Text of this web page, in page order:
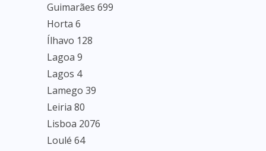
Guimarães 699
Horta 6
Ílhavo 128
Lagoa 9
Lagos 4
Lamego 39
Leiria 80
Lisboa 2076
Loulé 64